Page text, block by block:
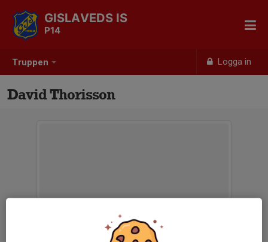
Truppen Logga in
GISLAVEDS IS
P14
David Thorisson